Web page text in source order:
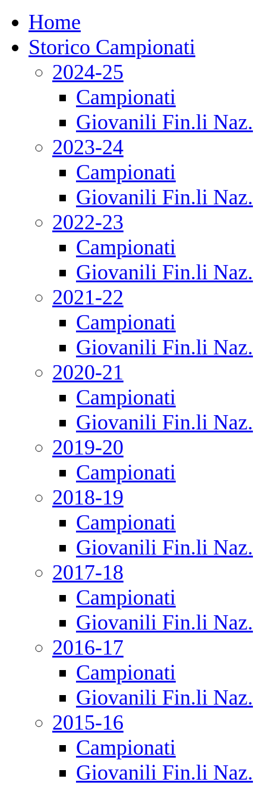
Home
Storico Campionati
2024-25
Campionati
Giovanili Fin.li Naz.
2023-24
Campionati
Giovanili Fin.li Naz.
2022-23
Campionati
Giovanili Fin.li Naz.
2021-22
Campionati
Giovanili Fin.li Naz.
2020-21
Campionati
Giovanili Fin.li Naz.
2019-20
Campionati
2018-19
Campionati
Giovanili Fin.li Naz.
2017-18
Campionati
Giovanili Fin.li Naz.
2016-17
Campionati
Giovanili Fin.li Naz.
2015-16
Campionati
Giovanili Fin.li Naz.